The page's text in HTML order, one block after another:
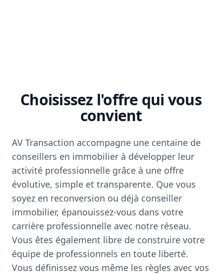
Choisissez l'offre qui vous
convient
AV Transaction accompagne une centaine de
conseillers en immobilier à développer leur
activité professionnelle grâce à une offre
évolutive, simple et transparente. Que vous
soyez en reconversion ou déjà conseiller
immobilier, épanouissez-vous dans votre
carrière professionnelle avec notre réseau.
Vous êtes également libre de construire votre
équipe de professionnels en toute liberté.
Vous définissez vous même les règles avec vos